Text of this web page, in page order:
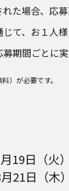
た場合、応
て、お１人
期間ごとに
）が必要です。
19日（火
21日（木